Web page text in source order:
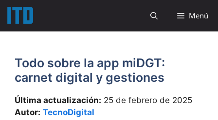
Saltar
contenido
Menú
Todo sobre la app miDGT:
carnet digital y gestiones
Última actualización: 25 de febrero de 2025
Autor: TecnoDigital